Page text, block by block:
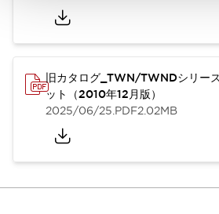
旧カタログ_TWN/TWNDシリー
ット（2010年12月版）
2025/06/25.PDF2.02MB